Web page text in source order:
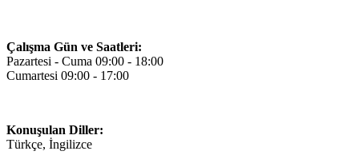
Çalışma Gün ve Saatleri:
Pazartesi - Cuma 09:00 - 18:00
Cumartesi 09:00 - 17:00
Konuşulan Diller:
Türkçe, İngilizce